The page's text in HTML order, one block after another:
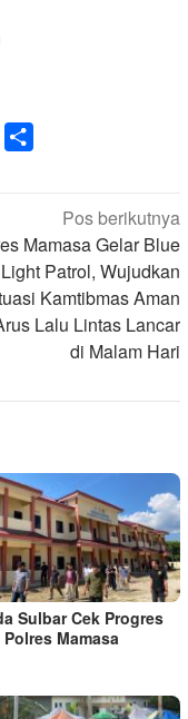
Print
Pos berikutnya
Mamasa Gelar Blue
Light Patrol, Wujudkan
Kamtibmas Aman
Lalu Lintas Lancar
di Malam Hari
Sulbar Cek Progres
Mamasa